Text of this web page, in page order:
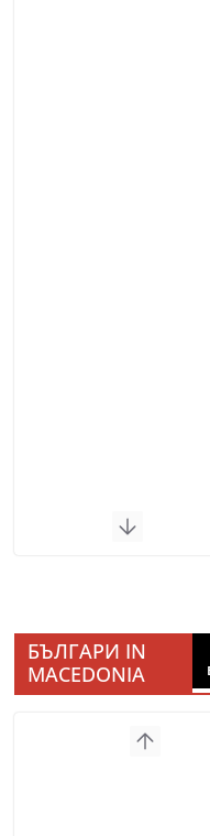
БЪЛГАРИ IN
MACEDONIA